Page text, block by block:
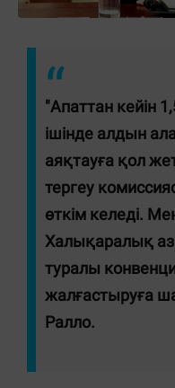
"Апаттан кейін
ішінде алдын
аяқтауға қол
тергеу
өткім келеді.
Халықаралық
туралы
жалғастыруға
Ралло.